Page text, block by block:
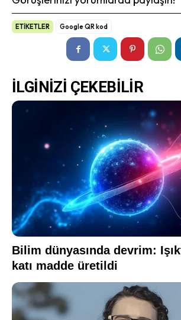
ETİKETLER Google QR kod